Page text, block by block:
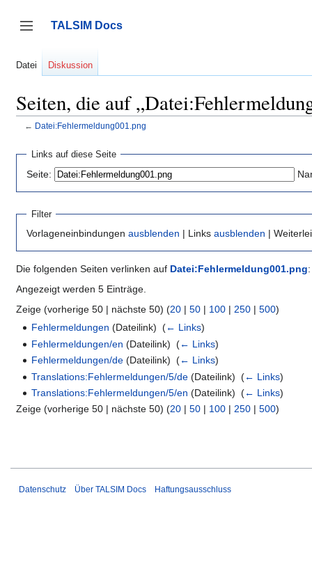
springen
Seitenleiste umschalten
TALSIM Docs
Datei Diskussion
Seiten, die auf
← Datei:Fehlermeldung001.png
Links auf diese Seite
Seite:
Filter
Vorlageneinbindungen ausblenden | Links ausblenden |
Die folgenden Seiten verlinken auf Datei:Fehlermeldung001.png:
Angezeigt werden 5 Einträge.
Zeige (vorherige 50 | nächste 50) (20 | 50 | 100 | 250 | 500)
Fehlermeldungen (Dateilink) ‎(← Links)
Fehlermeldungen/en (Dateilink) ‎(← Links)
Fehlermeldungen/de (Dateilink) ‎(← Links)
Translations:Fehlermeldungen/5/de (Dateilink) ‎(← Links)
Translations:Fehlermeldungen/5/en (Dateilink) ‎(← Links)
Zeige (vorherige 50 | nächste 50) (20 | 50 | 100 | 250 | 500)
Datenschutz Über TALSIM Docs Haftungsausschluss